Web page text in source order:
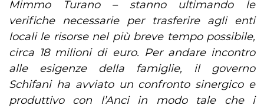
Mimmo Turano – stanno ultimando le
verifiche necessarie per trasferire agli enti
locali le risorse nel più breve tempo possibile,
circa 18 milioni di euro. Per andare incontro
alle esigenze della famiglie, il governo
Schifani ha avviato un confronto sinergico e
produttivo con l’Anci in modo tale che i